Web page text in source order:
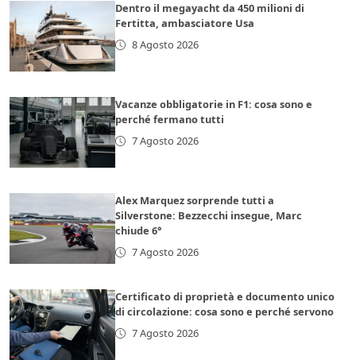
Dentro il megayacht da 450 milioni di
Fertitta, ambasciatore Usa
8 Agosto 2026
Vacanze obbligatorie in F1: cosa sono e
perché fermano tutti
7 Agosto 2026
Alex Marquez sorprende tutti a
Silverstone: Bezzecchi insegue, Marc
chiude 6°
7 Agosto 2026
Certificato di proprietà e documento unico
di circolazione: cosa sono e perché servono
7 Agosto 2026